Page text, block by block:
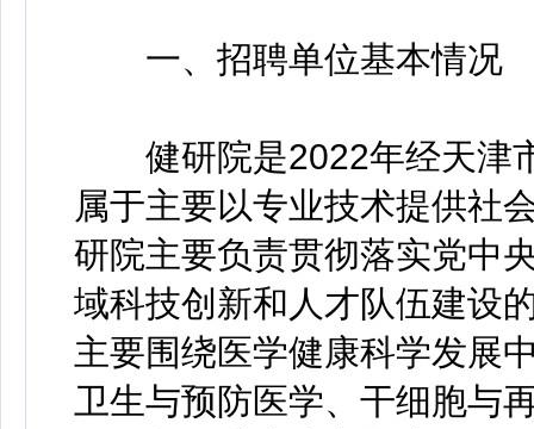
一、招聘单位基本情况
健研院是2022年经天津
属于主要以专业技术提供社
研院主要负责贯彻落实党中
域科技创新和人才队伍建设
主要围绕医学健康科学发展
卫生与预防医学、干细胞与